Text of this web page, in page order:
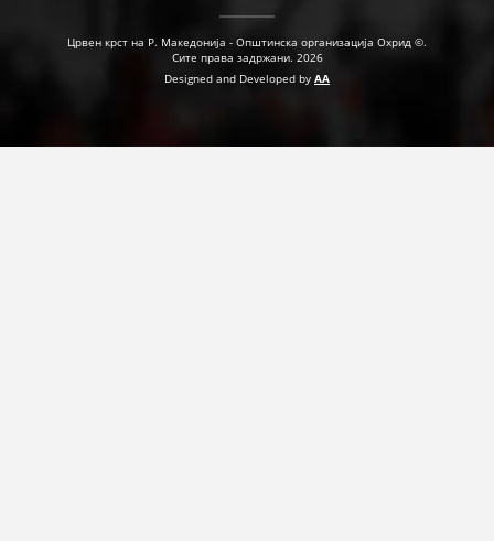
Црвен крст на Р. Македонија - Општинска организација Охрид ©.
Сите права задржани. 2026
Designed and Developed by AA